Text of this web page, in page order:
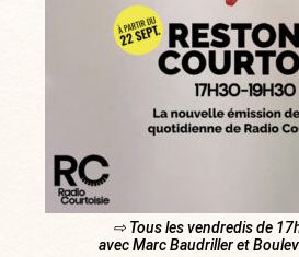
⇨ Tous les vendredis de
avec Marc Baudriller et